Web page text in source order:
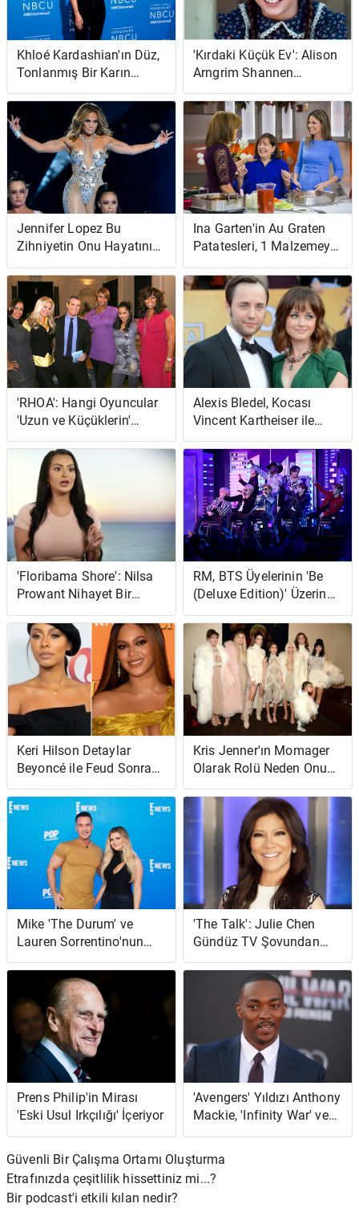
Khloé Kardashian'ın Düz,
Tonlanmış Bir Karın
Almak İçin 45 Dakikalık
'Kırdaki Küçük Ev': Alison
Arngrim Shannen
Doherty'nin Melissa
Gilbert'ın Bir 'Klonu'
Olduğunu Söyledi
Jennifer Lopez Bu
Zihniyetin Onu Hayatının
'En İyi Şekline' Getirdiğini
İddia Ediyor
Ina Garten'in Au Graten
Patatesleri, 1 Malzemeyle
Çok Yalınayak Contessa
Taraklı Patateslerde
Peynirli Bir Bükülmedir
'RHOA': Hangi Oyuncular
'Uzun ve Küçüklerin'
Dışındaydı?
Alexis Bledel, Kocası
Vincent Kartheiser ile
Nasıl Tanıştı?
'Floribama Shore': Nilsa
Prowant Nihayet Bir
Düğün Tarihi Belirledi
RM, BTS Üyelerinin 'Be
(Deluxe Edition)' Üzerinde
Çalışmaya Başladığını
Açıkladı
Keri Hilson Detaylar
Beyoncé ile Feud Sonrası
'Şifa' Söyleşisi
Kris Jenner'ın Momager
Olarak Rolü Neden Onu
'İtfaiyeci' Gibi
Hissettiriyor?
Mike 'The Durum' ve
Lauren Sorrentino'nun
Baby Shower; 'Jersey
Shore' Oyuncularından
Kimler Katıldı
'The Talk': Julie Chen
Gündüz TV Şovundan
Neden Ayrıldı?
Prens Philip'in Mirası
'Eski Usul Irkçılığı' İçeriyor
'Avengers' Yıldızı Anthony
Mackie, 'Infinity War' ve
'Endgame' Çekimleri
Izgara Yapardı
Güvenli Bir Çalışma Ortamı Oluşturma
Etrafınızda çeşitlilik hissettiniz mi...?
Bir podcast'i etkili kılan nedir?